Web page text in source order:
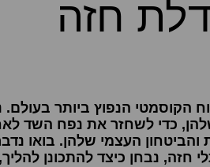
חזה
הקוסמטי הנפוץ ביותר
כדי לשחזר את נפח השד
העצמי שלהן. בואו
חזה, נבחן כיצד להתכונן